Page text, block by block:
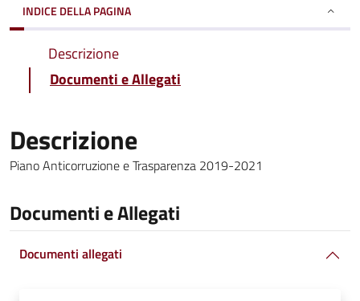
INDICE DELLA PAGINA
Descrizione
Documenti e Allegati
Descrizione
Piano Anticorruzione e Trasparenza 2019-2021
Documenti e Allegati
Documenti allegati